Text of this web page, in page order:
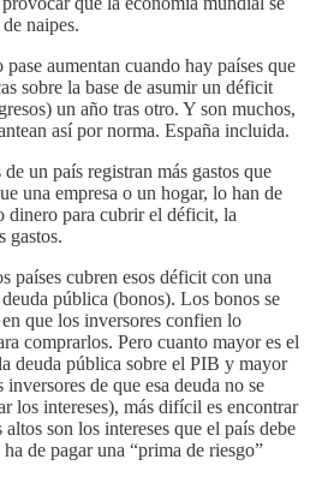
naipes.
aumentan cuando hay países que
sobre la base de asumir un déficit
un año tras otro. Y son muchos,
así por norma. España incluida.
un país registran más gastos que
una empresa o un hogar, lo han de
dinero para cubrir el déficit, la
gastos.
países cubren esos déficit con una
pública (bonos). Los bonos se
que los inversores confien lo
comprarlos. Pero cuanto mayor es el
deuda pública sobre el PIB y mayor
de que esa deuda no se
los intereses), más difícil es encontrar
son los intereses que el país debe
de pagar una “prima de riesgo”